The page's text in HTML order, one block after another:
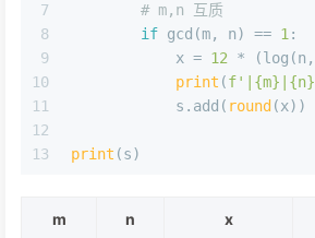
7
8
9
10
11
12
13
# m,n 互质
if gcd(m, n) == 1 :
            x =
12 * (log(n,
print (f'| {m} {n}
            s.add(
round (x))
print (s)
m n x